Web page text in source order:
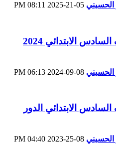
الحسيني
08:11 PM
الاسئلة الوزارية للصف السادس الابتدائي 2024
الحسيني
06:13 PM
السادس الابتدائي الدور
الحسيني
04:40 PM